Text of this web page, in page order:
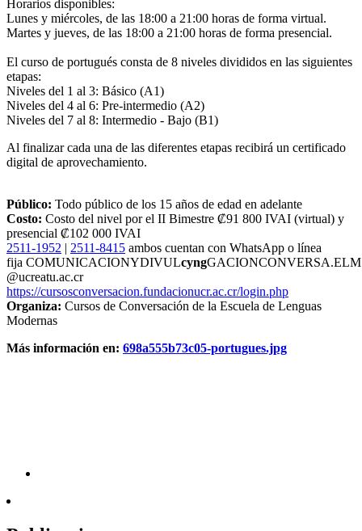
Horarios disponibles:
Lunes y miércoles, de las 18:00 a 21:00 horas de forma virtual.
Martes y jueves, de las 18:00 a 21:00 horas de forma presencial.
El curso de portugués consta de 8 niveles divididos en las siguientes
etapas:
Niveles del 1 al 3: Básico (A1)
Niveles del 4 al 6: Pre-intermedio (A2)
Niveles del 7 al 8: Intermedio - Bajo (B1)
Al finalizar cada una de las diferentes etapas recibirá un certificado
digital de aprovechamiento.
Público: Todo público de los 15 años de edad en adelante
Costo: Costo del nivel por el II Bimestre ₡91 800 IVAI (virtual) y
presencial ₡102 000 IVAI
2511-1952 | 2511-8415 ambos cuentan con WhatsApp o línea
fija COMUNICACIONYDIVULcyngGACIONCONVERSA.ELM
@ucreatu.ac.cr
https://cursosconversacion.fundacionucr.ac.cr/login.php
Organiza: Cursos de Conversación de la Escuela de Lenguas
Modernas
Más información en: 698a555b73c05-portugues.jpg